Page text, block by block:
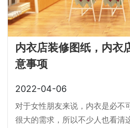
内衣店装修图纸，内衣
意事项
2022-04-06
对于女性朋友来说，内衣是必不
很大的需求，所以不少人也看清